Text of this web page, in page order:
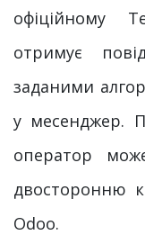
офіційному
отримує
заданими
у месенджер.
оператор
двосторонню
Odoo.